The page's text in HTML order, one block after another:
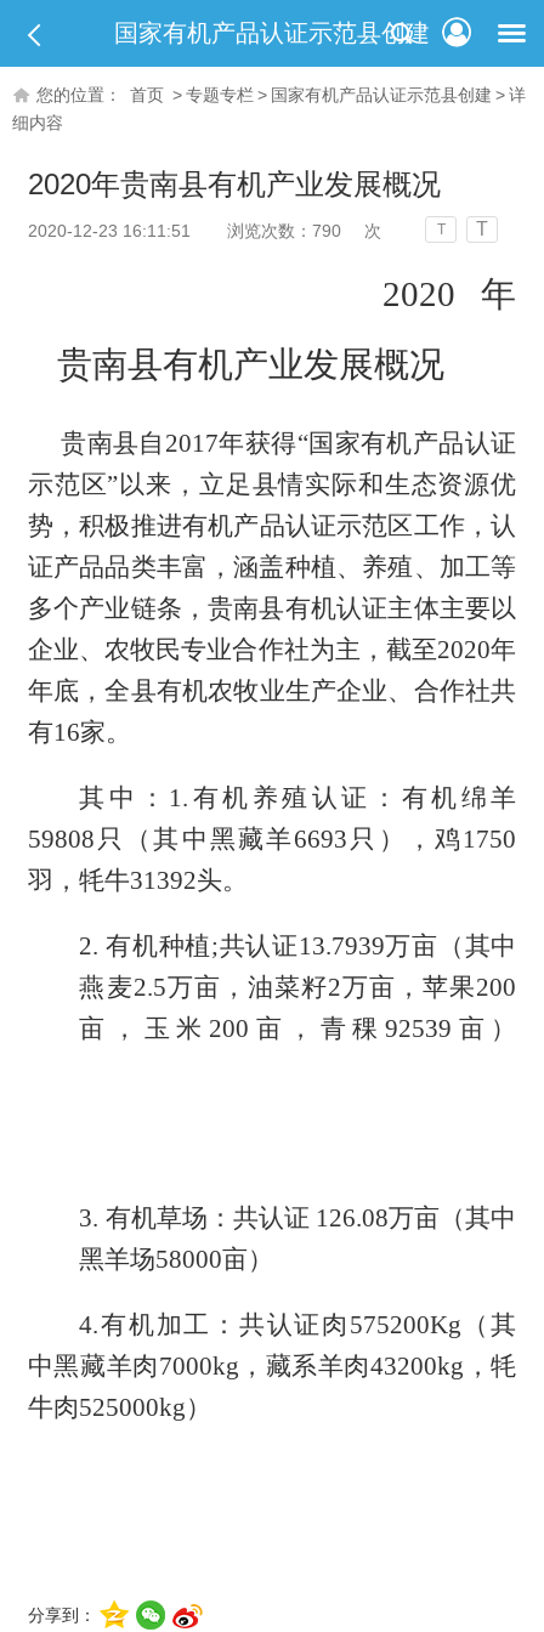
国家有机产品认证示范县创建
您的位置： 首页 >专题专栏> 国家有机产品认证示范县创建 >详
细内容
2020年贵南县有机产业发展概况
2020-12-23 16:11:51 浏览次数： 790 次 T T
2020 年
贵南县有机产业发展概况
贵南县自 2017年获得“国家有机产品认证
示范区”以来，立足县情实际和生态资源优
势，积极推进有机产品认证示范区工作，认
证产品品类丰富，涵盖种植、养殖、加工等
多个产业链条，贵南县有机认证主体主要以
企业、农牧民专业合作社为主，截至2020年
年底 ，全县有机农牧业生产企业、合作社共
有16家。
其中： 1.有机养殖认证：有机绵羊
59808只（其中黑藏羊6693只），鸡1750
羽，牦牛31392头。
2. 有机种植;共认证13.7939万亩（其中
燕麦2.5万亩，油菜籽2万亩，苹果200
亩，玉米200亩，青稞92539亩）
3. 有机草场：共认证 126.08万亩（其中
黑羊场58000亩）
4.有机加工：共认证肉575200Kg （其
中黑藏羊肉7000kg，藏系羊肉43200kg，牦
牛肉525000kg）
分享到：